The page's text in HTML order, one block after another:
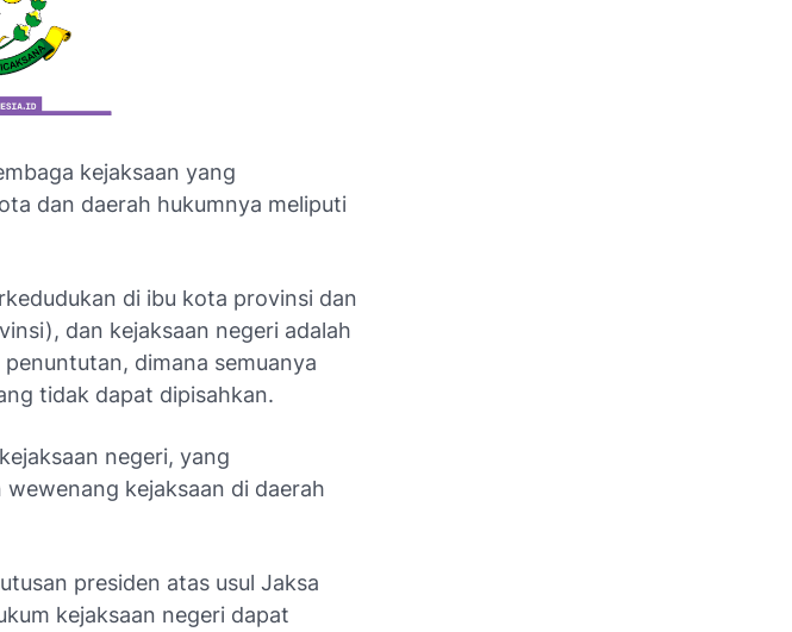
kejaksaan yang
dan daerah hukumnya meliputi
di ibu kota provinsi dan
dan kejaksaan negeri adalah
dimana semuanya
tidak dapat dipisahkan.
negeri, yang
kejaksaan di daerah
presiden atas usul Jaksa
kejaksaan negeri dapat